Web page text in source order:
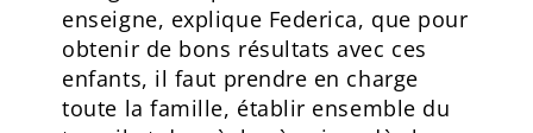
enseigne, explique Federica, que pour
obtenir de bons résultats avec ces
enfants, il faut prendre en charge
toute la famille, établir ensemble du